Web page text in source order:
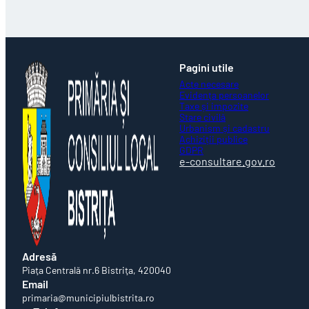
Adresă
Piaţa Centrală nr.6 Bistriţa, 420040
Email
primaria@municipiulbistrita.ro
Pagini utile
Acte necesare
Evidența persoanelor
Taxe și impozite
Stare civilă
Urbanism și cadastru
Achiziții publice
GDPR
e-consultare.gov.ro